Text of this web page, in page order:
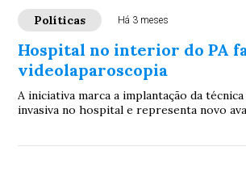
Políticas Há 3 meses
Hospital no interior do PA
videolaparoscopia
A iniciativa marca a implantação da
invasiva no hospital e representa novo